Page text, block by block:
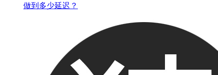
做到多少延迟？